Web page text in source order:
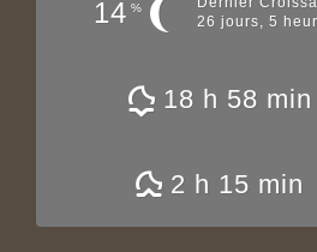
14 %
26 jours, 5
18 h 58 min
2 h 15 min